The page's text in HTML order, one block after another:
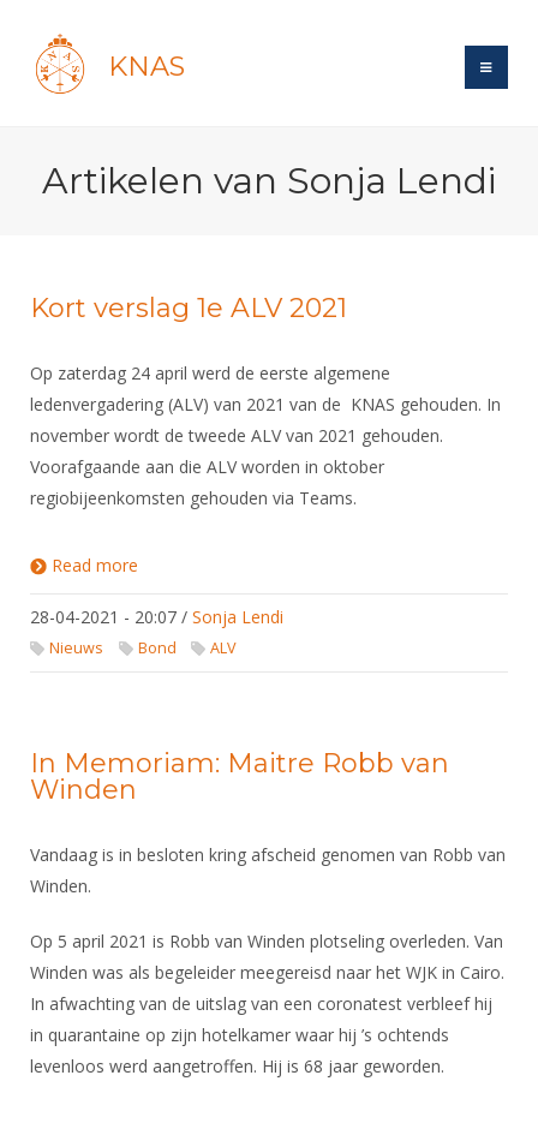
KNAS
Login
Forums
Maandelijks archief
Evenement
Gebruiksvoorwaarden
Historie
Bond
Lidmaatschap
Tarieven
Reglementen
Sponsors en Partners
Organisatie
Commissies
Vacatures
Contact
Samenwerking
Formulieren
Recreatiesport
Veteranen
Lichtzwaardschermen
Ranglijsten
Inschrijven
Reglementen
Rolstoelschermen
Wedstrijdkalender
KNAS Keurmerk
NK's
JPT
JEC
Veteranenwedstrijden
Nieuws
NK's
Oranje
SBT
Talentontwikkeling
Internationale Titeltoernooien
Internationale aanmeldingen
Voor de jeugd
Spreekbeurtpakket
Ouders en vereniging
Brassardsysteem
Voor coaches en leraren
Internationale opleidingen
Leraar
Nieuws
Scheidsrechterslijst
Scheidsrechter Documentatie
Forums
Forums
Schermforum
Zoek Vereniging
Contact
NK organiseren
Artikelen van Sonja Lendi
Kort verslag 1e ALV 2021
Op zaterdag 24 april werd de eerste algemene
ledenvergadering (ALV) van 2021 van de KNAS gehouden. In
november wordt de tweede ALV van 2021 gehouden.
Voorafgaande aan die ALV worden in oktober
regiobijeenkomsten gehouden via Teams.
Read more
28-04-2021 - 20:07 / Sonja Lendi
Nieuws Bond ALV
In Memoriam: Maitre Robb van
Winden
Vandaag is in besloten kring afscheid genomen van Robb van
Winden.
Op 5 april 2021 is Robb van Winden plotseling overleden. Van
Winden was als begeleider meegereisd naar het WJK in Cairo.
In afwachting van de uitslag van een coronatest verbleef hij
in quarantaine op zijn hotelkamer waar hij ’s ochtends
levenloos werd aangetroffen. Hij is 68 jaar geworden.